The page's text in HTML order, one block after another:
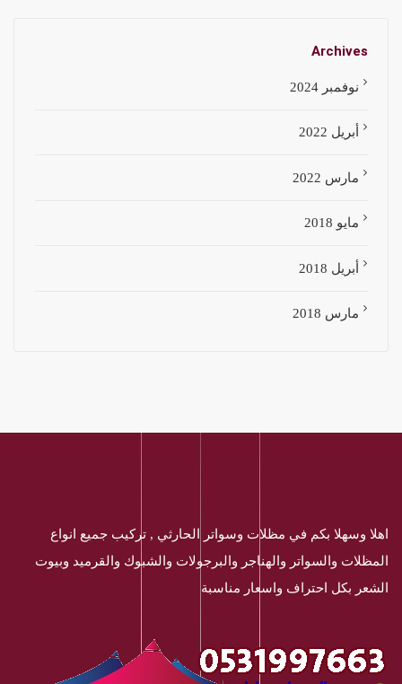
Archives
نوفمبر 2024
أبريل 2022
مارس 2022
مايو 2018
أبريل 2018
مارس 2018
اهلا وسهلا بكم في مظلات وسواتر الحارثي , تركيب جميع انواع
المظلات والسواتر والهناجر والبرجولات والشبوك والقرميد وبيوت
الشعر بكل احتراف واسعار مناسبة